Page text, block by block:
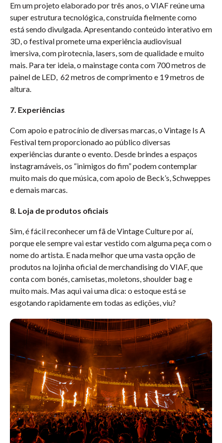
Em um projeto elaborado por três anos, o VIAF reúne uma
super estrutura tecnológica, construída fielmente como
está sendo divulgada. Apresentando conteúdo interativo em
3D, o festival promete uma experiência audiovisual
imersiva, com pirotecnia, lasers, som de qualidade e muito
mais. Para ter ideia, o mainstage conta com 700 metros de
painel de LED, 62 metros de comprimento e 19 metros de
altura.
7. Experiências
Com apoio e patrocínio de diversas marcas, o Vintage Is A
Festival tem proporcionado ao público diversas
experiências durante o evento. Desde brindes a espaços
instagramáveis, os “inimigos do fim” podem contemplar
muito mais do que música, com apoio de Beck’s, Schweppes
e demais marcas.
8. Loja de produtos oficiais
Sim, é fácil reconhecer um fã de Vintage Culture por aí,
porque ele sempre vai estar vestido com alguma peça com o
nome do artista. E nada melhor que uma vasta opção de
produtos na lojinha oficial de merchandising do VIAF, que
conta com bonés, camisetas, moletons, shoulder bag e
muito mais. Mas aqui vai uma dica: o estoque está se
esgotando rapidamente em todas as edições, viu?